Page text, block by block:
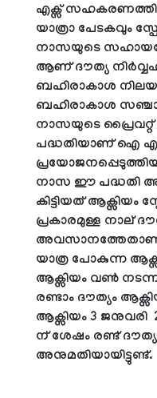
എക്സ്
യാത്രാ പേടകവും
നാസയുടെ
ആണ് ദൗത്യ
ബഹിരാകാശ
ബഹിരാകാശ
നാസയുടെ
പദ്ധതിയാണ് ഐ
നാസ ഈ പദ്ധതി
കിട്ടിയത്
പ്രകാരമുള്ള നാല്
യാത്ര പോകുന്ന
ആക്സിയം വൺ
രണ്ടാം ദൗത്യം
ആക്സിയം 3 ജനുവരി
ന് ശേഷം രണ്ട്
അനുമതിയായിട്ടുണ്ട്.